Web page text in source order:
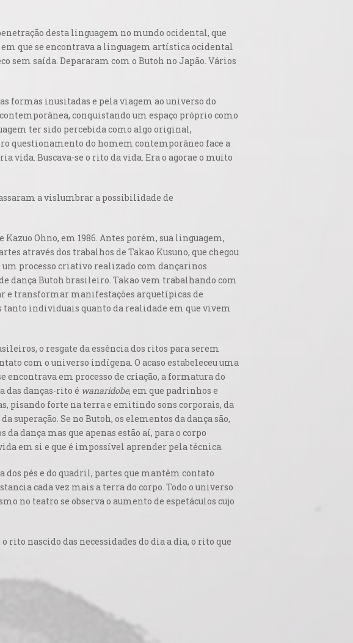
desta linguagem no mundo ocidental, que
que se encontrava a linguagem artística ocidental
saída. Depararam com o Butoh no Japão. Vários
formas inusitadas e pela viagem ao universo do
conquistando um espaço próprio como
ter sido percebida como algo original,
questionamento do homem contemporâneo face a
vida. Buscava-se o rito da vida. Era o agorae o muito
a vislumbrar a possibilidade de
Ohno, em 1986. Antes porém, sua linguagem,
através dos trabalhos de Takao Kusuno, que chegou
processo criativo realizado com dançarinos
dança Butoh brasileiro. Takao vem trabalhando com
e transformar manifestações arquetípicas de
individuais quanto da realidade em que vivem
o resgate da essência dos ritos para serem
com o universo indígena. O acaso estabeleceu uma
encontrava em processo de criação, a formatura do
das danças-rito é wanaridobe, em que padrinhos e
pisando forte na terra e emitindo sons corporais, da
Se no Butoh, os elementos da dança são,
dança mas que apenas estão aí, para o corpo
em si e que é impossível aprender pela técnica.
pés e do quadril, partes que mantêm contato
cada vez mais a terra do corpo. Todo o universo
no teatro se observa o aumento de espetáculos cujo
nascido das necessidades do dia a dia, o rito que